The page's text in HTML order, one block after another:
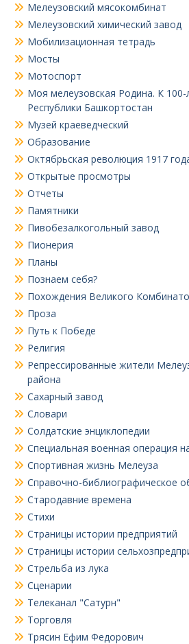
Мелеузовский мясокомбинат
Мелеузовский химический завод
Мобилизационная тетрадь
Мосты
Мотоспорт
Моя мелеузовская Родина. К
Республики Башкортостан
Музей краеведческий
Образование
Октябрьская революция 1917
Открытые просмотры
Отчеты
Памятники
Пивобезалкогольный завод
Пионерия
Планы
Познаем себя?
Похождения Великого
Проза
Путь к Победе
Религия
Репрессированные жители
района
Сахарный завод
Словари
Солдатские энциклопедии
Специальная военная операция
Спортивная жизнь Мелеуза
Справочно-библиографическое
Стародавние времена
Стихи
Страницы истории предприятий
Страницы истории
Стрельба из лука
Сценарии
Телеканал "Сатурн"
Торговля
Трясин Ефим Федорович